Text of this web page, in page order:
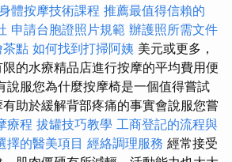
體按摩技術課程 推薦最值得信賴的
申請台胞證照片規範 辦護照所需文件
茶點 如何找到打掃阿姨 美元或更多，
的水療精品店進行按摩的平均費用便
說服您為什麼按摩椅是一個值得嘗試
助於緩解背部疼痛的事實會說服您嘗
療程 拔罐技巧教學 工商登記的流程與
擇的醫美項目 經絡調理服務 經常接受